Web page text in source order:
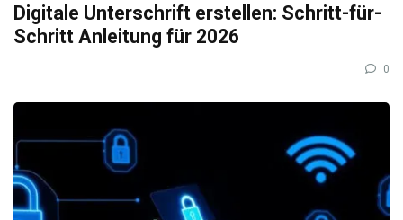
Digitale Unterschrift erstellen: Schritt-für-
Schritt Anleitung für 2026
0